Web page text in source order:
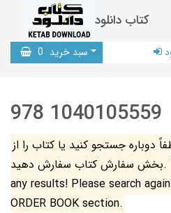
کتاب دانلود
سبد خرید 0
978 1040105559
جستجو کنید یا کتاب را از
بخش سفارش کتاب سفارش دهید. The search did not yield
any results! Please search
ORDER BOOK section.